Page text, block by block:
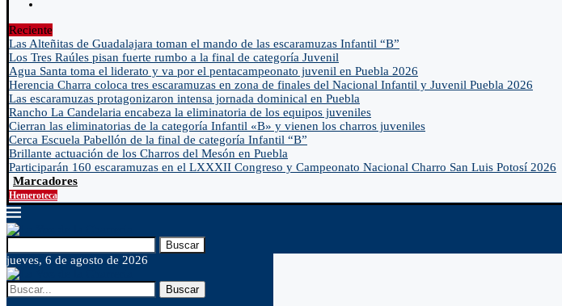
Reciente
Las Alteñitas de Guadalajara toman el mando de las escaramuzas Infantil “B”
Los Tres Raúles pisan fuerte rumbo a la final de categoría Juvenil
Agua Santa toma el liderato y va por el pentacampeonato juvenil en Puebla 2026
Herencia Charra coloca tres escaramuzas en zona de finales del Nacional Infantil y Juvenil Puebla 2026
Las escaramuzas protagonizaron intensa jornada dominical en Puebla
Rancho La Candelaria encabeza la eliminatoria de los equipos juveniles
Cierran las eliminatorias de la categoría Infantil «B» y vienen los charros juveniles
Cerca Escuela Pabellón de la final de categoría Infantil “B”
Brillante actuación de los Charros del Mesón en Puebla
Participarán 160 escaramuzas en el LXXXII Congreso y Campeonato Nacional Charro San Luis Potosí 2026
Marcadores
Hemeroteca
Buscar
jueves, 6 de agosto de 2026
Buscar